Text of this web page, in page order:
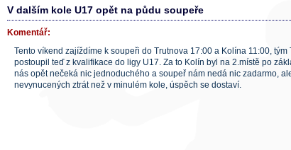
V dalším kole U17 opět na půdu soupeře
Komentář:
Tento víkend zajíždíme k soupeři do Trutnova 17:00 a Kolína 11:00,
postoupil teď z kvalifikace do ligy U17. Za to Kolín byl na 2.místě po
nás opět nečeká nic jednoduchého a soupeř nám nedá nic zadarmo,
nevynucených ztrát než v minulém kole, úspěch se dostaví.